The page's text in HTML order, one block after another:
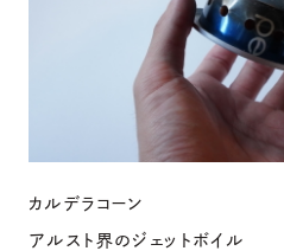
カルデラコーン
アルスト界のジェットボイル